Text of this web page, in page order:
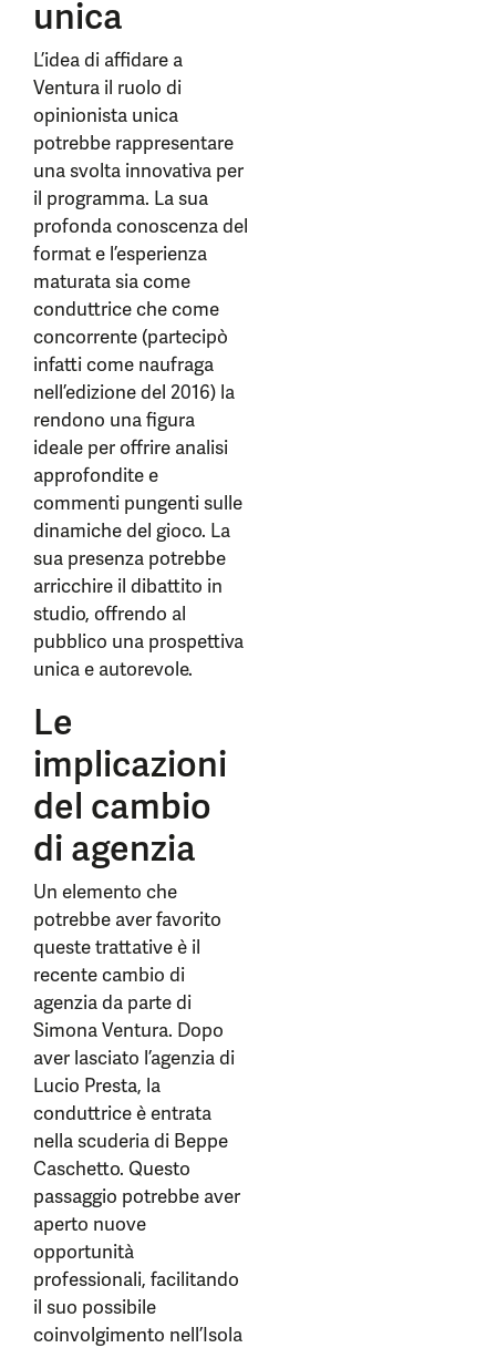
unica
L’idea di affidare a
Ventura il ruolo di
opinionista unica
potrebbe rappresentare
una svolta innovativa per
il programma. La sua
profonda conoscenza del
format e l’esperienza
maturata sia come
conduttrice che come
concorrente (partecipò
infatti come naufraga
nell’edizione del 2016) la
rendono una figura
ideale per offrire analisi
approfondite e
commenti pungenti sulle
dinamiche del gioco. La
sua presenza potrebbe
arricchire il dibattito in
studio, offrendo al
pubblico una prospettiva
unica e autorevole.
Le
implicazioni
del cambio
di agenzia
Un elemento che
potrebbe aver favorito
queste trattative è il
recente cambio di
agenzia da parte di
Simona Ventura. Dopo
aver lasciato l’agenzia di
Lucio Presta, la
conduttrice è entrata
nella scuderia di Beppe
Caschetto. Questo
passaggio potrebbe aver
aperto nuove
opportunità
professionali, facilitando
il suo possibile
coinvolgimento nell’Isola